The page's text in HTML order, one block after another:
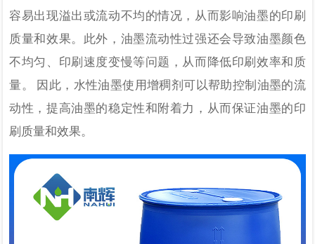
容易出现溢出或流动不均的情况，从而影响油墨的印刷
质量和效果。此外，油墨流动性过强还会导致油墨颜色
不均匀、印刷速度变慢等问题，从而降低印刷效率和质
量。
因此，水性油墨使用增稠剂可以帮助控制油墨的流
动性，提高油墨的稳定性和附着力，从而保证油墨的印
刷质量和效果。